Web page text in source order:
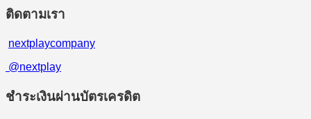
ติดตามเรา
nextplaycompany
@nextplay
ชำระเงินผ่านบัตรเครดิต